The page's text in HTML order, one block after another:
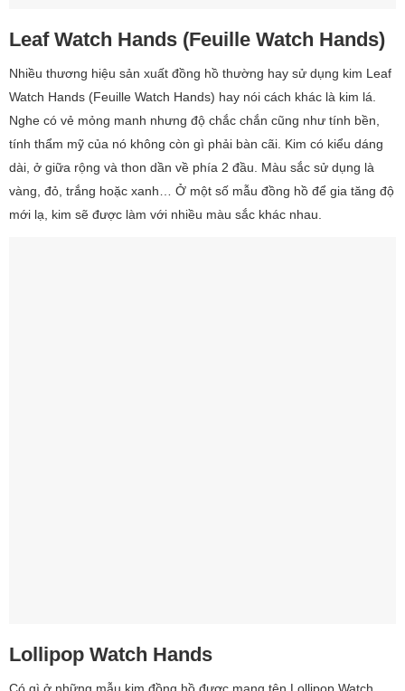
Leaf Watch Hands (Feuille Watch Hands)
Nhiều thương hiệu sản xuất đồng hồ thường hay sử dụng kim Leaf
Watch Hands (Feuille Watch Hands) hay nói cách khác là kim lá.
Nghe có vẻ mỏng manh nhưng độ chắc chắn cũng như tính bền,
tính thẩm mỹ của nó không còn gì phải bàn cãi. Kim có kiểu dáng
dài, ở giữa rộng và thon dần về phía 2 đầu. Màu sắc sử dụng là
vàng, đỏ, trắng hoặc xanh… Ở một số mẫu đồng hồ để gia tăng độ
mới lạ, kim sẽ được làm với nhiều màu sắc khác nhau.
Lollipop Watch Hands